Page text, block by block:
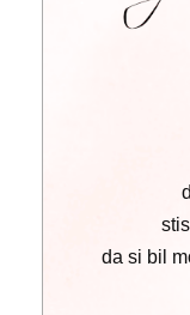
da si bil